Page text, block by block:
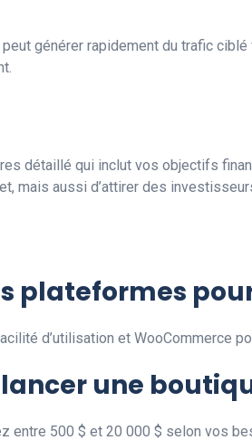
générer rapidement du trafic
détaillé qui inclut vos objectifs
mais aussi d’attirer des
plateformes
d’utilisation et WooCommerce
une
entre 500 $ et 20 000 $ selon vos